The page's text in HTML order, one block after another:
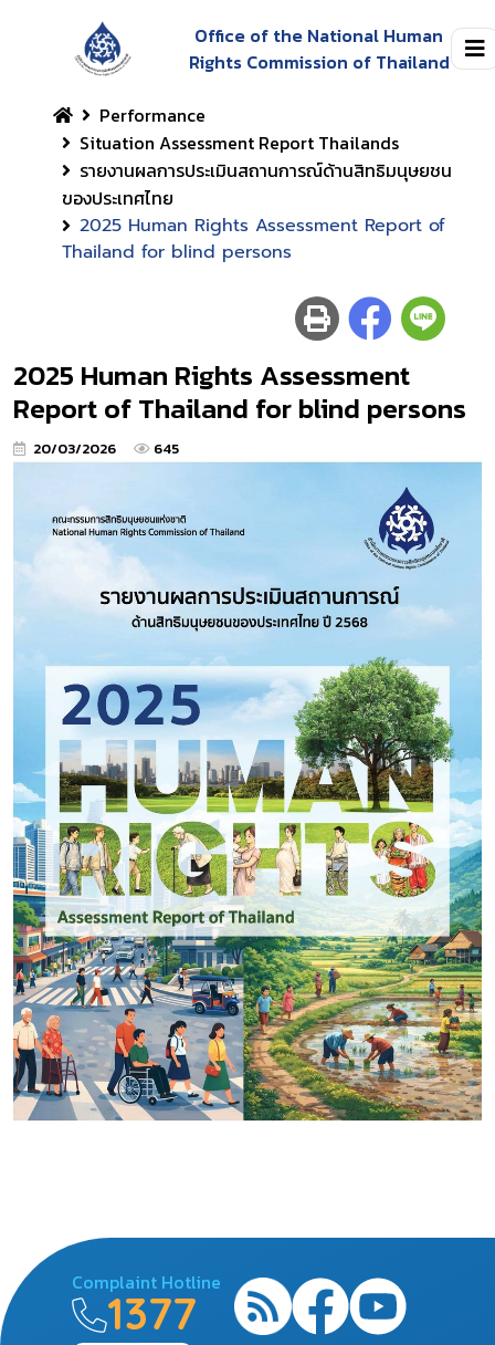
Office of the National Human
Rights Commission of Thailand
Performance
Situation Assessment Report Thailands
รายงานผลการประเมินสถานการณ์ด้านสิทธิมนุษยชน
ของประเทศไทย
2025 Human Rights Assessment Report of
Thailand for blind persons
2025 Human Rights Assessment
Report of Thailand for blind persons
20/03/2026 645
Complaint Hotline
1377